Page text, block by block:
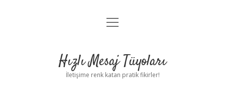
Anasayfa
Yasal Uyarı
menüyü
Hızlı Mesaj Tüyoları
İletişime renk katan pratik fikirler!